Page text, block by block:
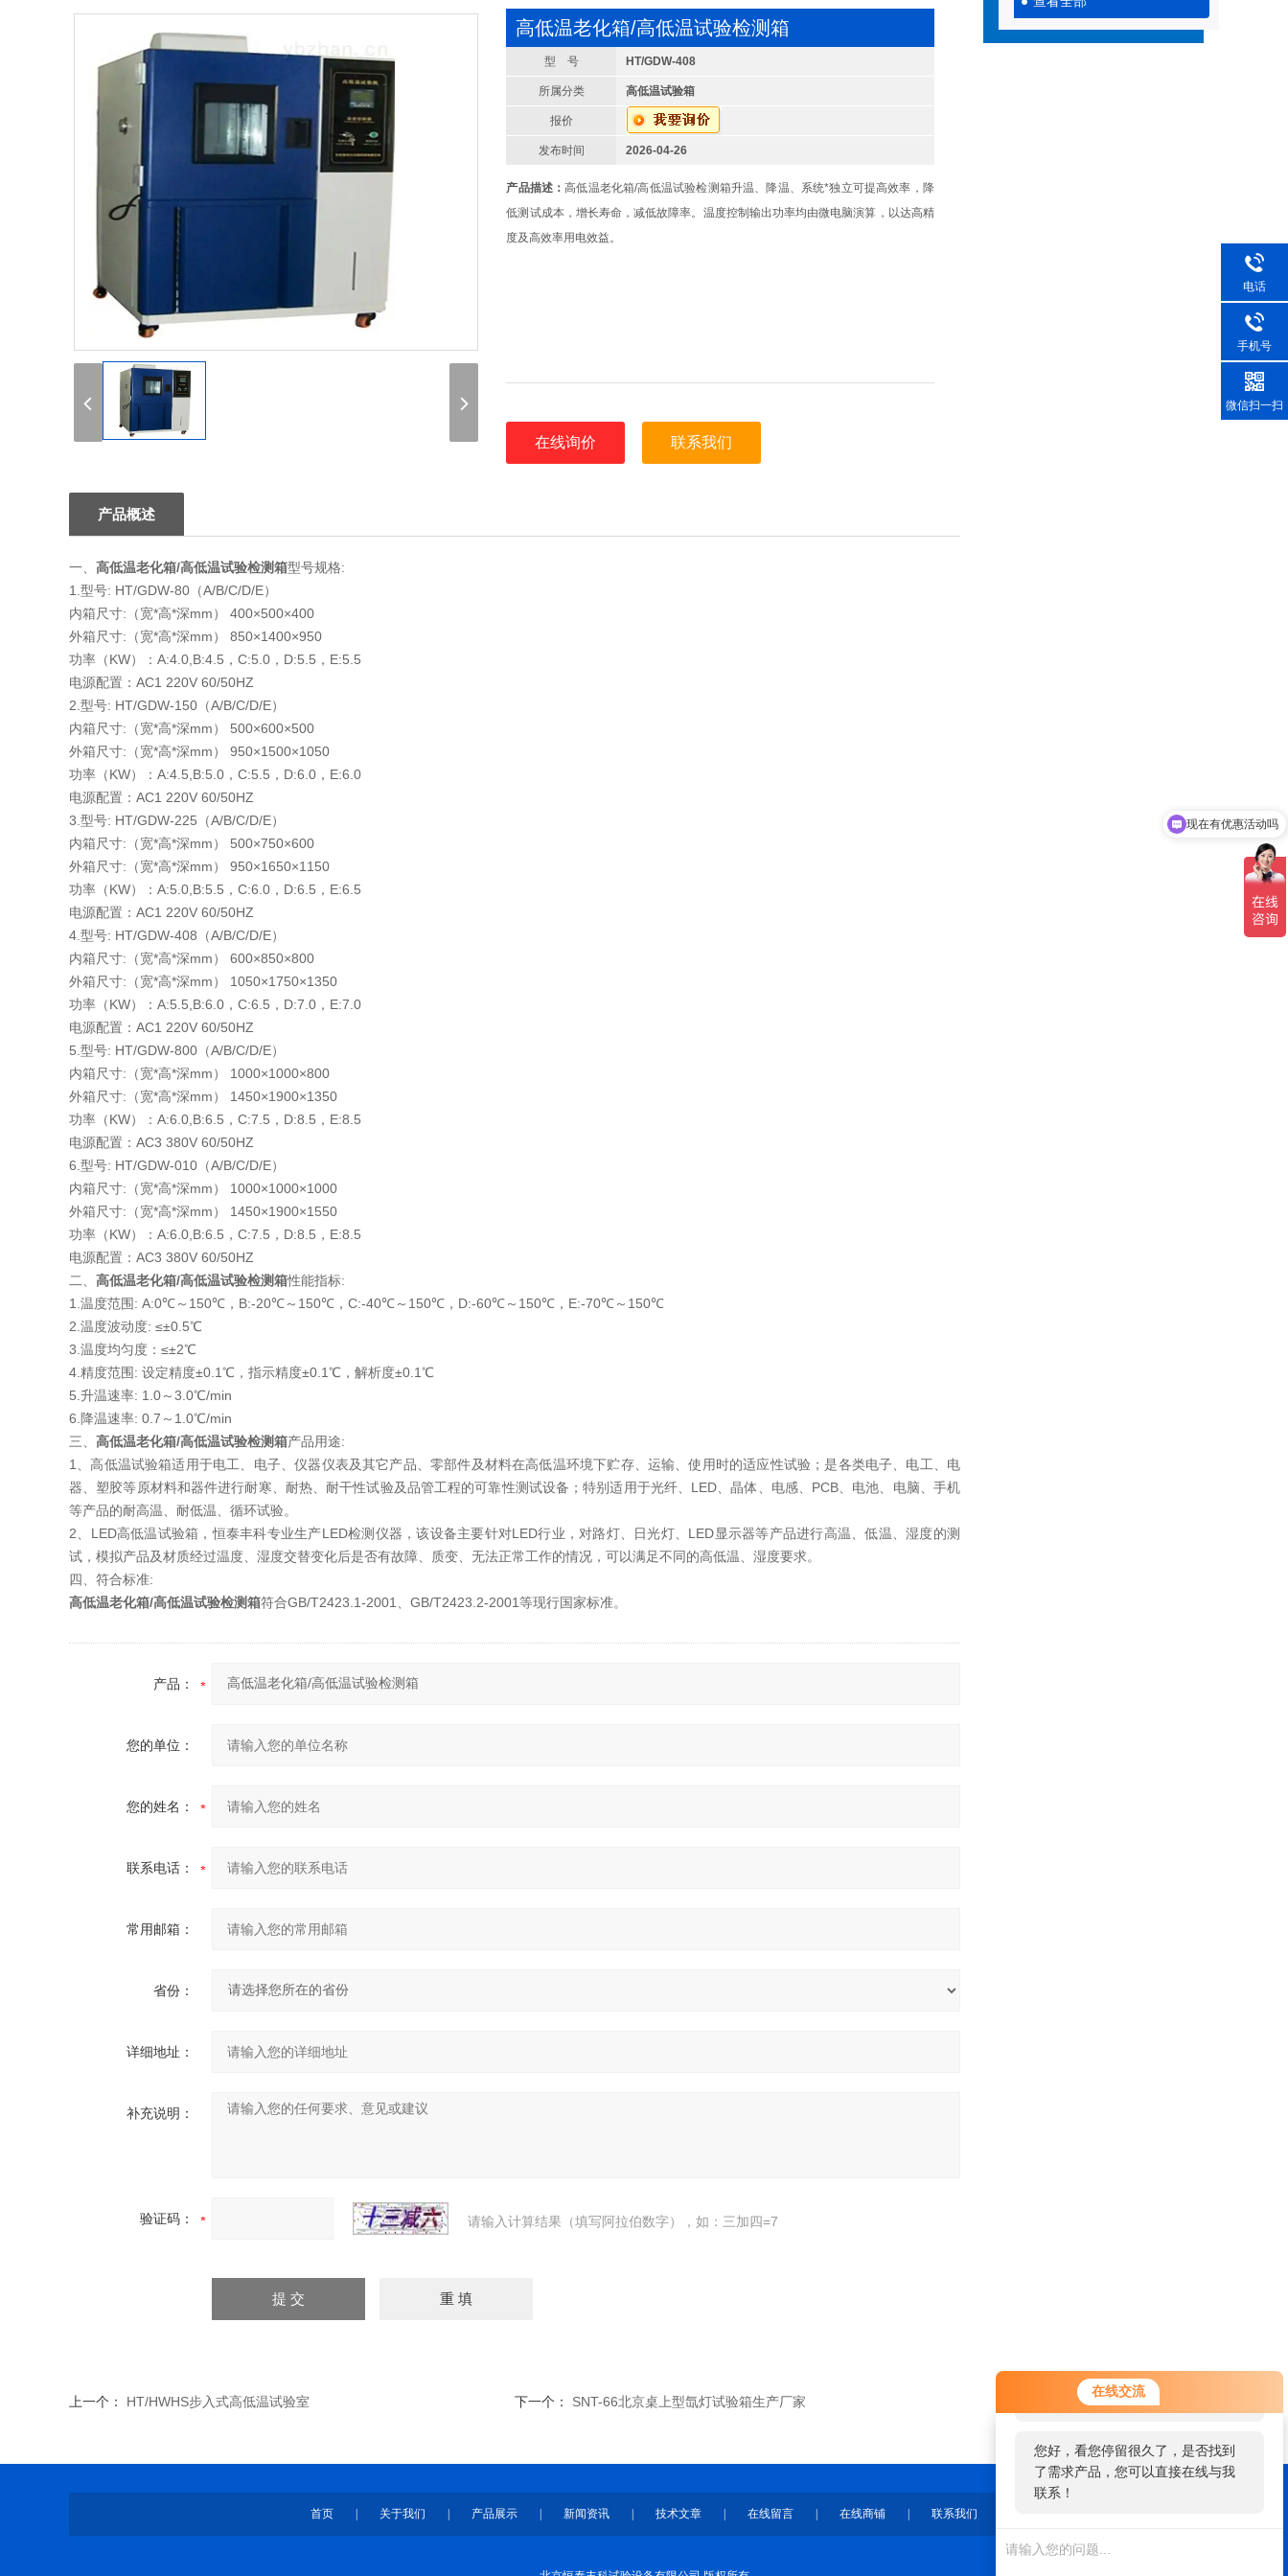
在线交流
您好！欢迎前来咨询，很高兴为您
服务，请问您要咨询什么问题呢？
您好，看您停留很久了，是否找到
了需求产品，您可以直接在线与我
联系！
高低温老化箱/高低温试验检测箱
型 号 HT/GDW-408
所属分类 高低温试验箱
报价
发布时间 2026-04-26
产品描述：高低温老化箱/高低温试验检测箱升温、降温、系统*独立可提高效率，降
低测试成本，增长寿命，减低故障率。温度控制输出功率均由微电脑演算，以达高精
度及高效率用电效益。
在线询价 联系我们
产品概述
一、 高低温老化箱/高低温试验检测箱型号规格:
1.型号: HT/GDW-80（A/B/C/D/E）
内箱尺寸:（宽*高*深mm） 400×500×400
外箱尺寸:（宽*高*深mm） 850×1400×950
功率（KW）：A:4.0,B:4.5，C:5.0，D:5.5，E:5.5
电源配置：AC1 220V 60/50HZ
2.型号: HT/GDW-150（A/B/C/D/E）
内箱尺寸:（宽*高*深mm） 500×600×500
外箱尺寸:（宽*高*深mm） 950×1500×1050
功率（KW）：A:4.5,B:5.0，C:5.5，D:6.0，E:6.0
电源配置：AC1 220V 60/50HZ
3.型号: HT/GDW-225（A/B/C/D/E）
内箱尺寸:（宽*高*深mm） 500×750×600
外箱尺寸:（宽*高*深mm） 950×1650×1150
功率（KW）：A:5.0,B:5.5，C:6.0，D:6.5，E:6.5
电源配置：AC1 220V 60/50HZ
4.型号: HT/GDW-408（A/B/C/D/E）
内箱尺寸:（宽*高*深mm） 600×850×800
外箱尺寸:（宽*高*深mm） 1050×1750×1350
功率（KW）：A:5.5,B:6.0，C:6.5，D:7.0，E:7.0
电源配置：AC1 220V 60/50HZ
5.型号: HT/GDW-800（A/B/C/D/E）
内箱尺寸:（宽*高*深mm） 1000×1000×800
外箱尺寸:（宽*高*深mm） 1450×1900×1350
功率（KW）：A:6.0,B:6.5，C:7.5，D:8.5，E:8.5
电源配置：AC3 380V 60/50HZ
6.型号: HT/GDW-010（A/B/C/D/E）
内箱尺寸:（宽*高*深mm） 1000×1000×1000
外箱尺寸:（宽*高*深mm） 1450×1900×1550
功率（KW）：A:6.0,B:6.5，C:7.5，D:8.5，E:8.5
电源配置：AC3 380V 60/50HZ
二、 高低温老化箱/高低温试验检测箱性能指标:
1.温度范围: A:0℃～150℃，B:-20℃～150℃，C:-40℃～150℃，D:-60℃～150℃，E:-70℃～150℃
2.温度波动度: ≤±0.5℃
3.温度均匀度：≤±2℃
4.精度范围: 设定精度±0.1℃，指示精度±0.1℃，解析度±0.1℃
5.升温速率: 1.0～3.0℃/min
6.降温速率: 0.7～1.0℃/min
三、 高低温老化箱/高低温试验检测箱产品用途:
1、高低温试验箱适用于电工、电子、仪器仪表及其它产品、零部件及材料在高低温环境下贮存、运输、使用时的适应性试验；是各类电子、电工、电
器、塑胶等原材料和器件进行耐寒、耐热、耐干性试验及品管工程的可靠性测试设备；特别适用于光纤、LED、晶体、电感、PCB、电池、电脑、手机
等产品的耐高温、耐低温、循环试验。
2、LED高低温试验箱，恒泰丰科专业生产LED检测仪器，该设备主要针对LED行业，对路灯、日光灯、LED显示器等产品进行高温、低温、湿度的测
试，模拟产品及材质经过温度、湿度交替变化后是否有故障、质变、无法正常工作的情况，可以满足不同的高低温、湿度要求。
四、符合标准:
高低温老化箱/高低温试验检测箱符合GB/T2423.1-2001、GB/T2423.2-2001等现行国家标准。
产品：
您的单位：
您的姓名：
联系电话：
常用邮箱：
省份：
详细地址：
补充说明：
验证码： 请输入计算结果（填写阿拉伯数字），如：三加四=7
上一个： HT/HWHS步入式高低温试验室 下一个： SNT-66北京桌上型氙灯试验箱生产厂家
首页 关于我们 产品展示 新闻资讯 技术文章 在线留言 在线商铺 联系我们
电话
手机号
微信扫一扫
现在有优惠活动吗